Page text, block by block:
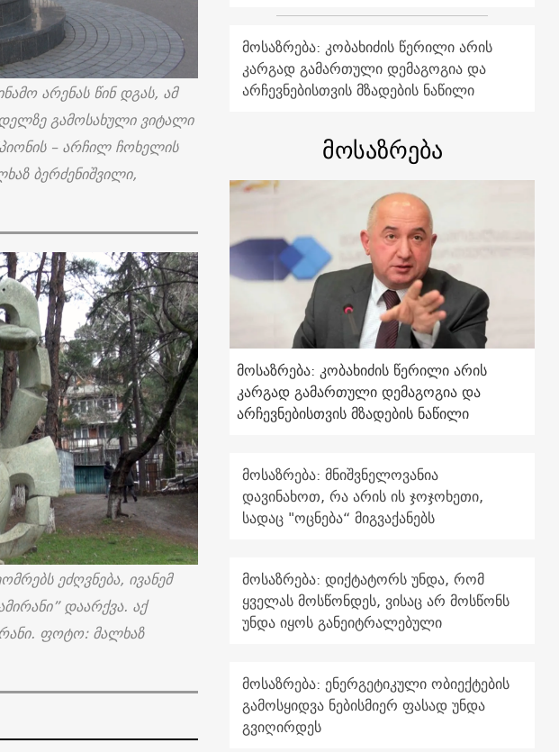
არენას წინ დგას, ამ
გამოსახული ვიტალი
– არჩილ ჩოხელის
ბერძენიშვილი,
ეძღვნება, ივანემ
დაარქვა. აქ
ფოტო: მალხაზ
მოსაზრება: კობახიძის წერილი არის
კარგად გამართული დემაგოგია და
არჩევნებისთვის მზადების ნაწილი
მოსაზრება
მოსაზრება: კობახიძის წერილი არის
კარგად გამართული დემაგოგია და
არჩევნებისთვის მზადების ნაწილი
მოსაზრება: მნიშვნელოვანია
დავინახოთ, რა არის ის ჯოჯოხეთი,
სადაც "ოცნება“ მიგვაქანებს
მოსაზრება: დიქტატორს უნდა, რომ
ყველას მოსწონდეს, ვისაც არ მოსწონს
უნდა იყოს განეიტრალებული
მოსაზრება: ენერგეტიკული ობიექტების
გამოსყიდვა ნებისმიერ ფასად უნდა
გვიღირდეს